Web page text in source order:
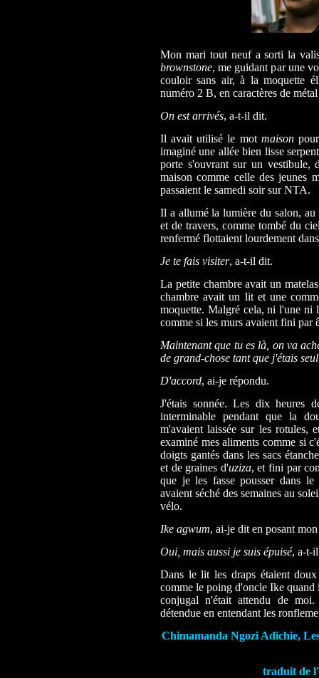
Mon mari tout neuf a sorti la
brownstone, me guidant par une
couloir sans air, à la moquette
numéro 2 B, en caractères de
On est arrivés, a-t-il dit.
Il avait utilisé le mot maisonpour
imaginé une allée bien lisse
porte s'ouvrant sur un vestibule,
maison comme celle des jeunes
passaient le samedi soir sur NTA.
Il a allumé la lumière du salon,
et de travers, comme tombé du
renfermé flottaient lourdement
Je te fais visiter, a-t-il dit.
La petite chambre avait un
chambre avait un lit et une
moquette. Malgré cela, ni l'une ni
comme si les murs avaient fini par
Maintenant que tu es là, on va
de grand-chose tant que j'étais seul
D'accord, ai-je répondu.
J'étais sonnée. Les dix heures
interminable pendant que la
m'avaient laissée sur les rotules,
examiné mes aliments comme si
doigts gantés dans les sacs
et de graines d'uziza, et fini par
que je les fasse pousser dans
avaient séché des semaines au
vélo.
Ike agwum, ai-je dit en posant
Oui, mais aussi je suis épuisé, a-t-
Dans le lit les draps étaient
comme le poing d'oncle Ike quand
conjugal n'était attendu de
détendue en entendant les
Chimamanda Ngozi Adichie,
traduit de